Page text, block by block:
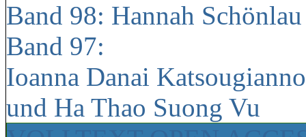
Band 98: Hannah
Band 97:
Ioanna Danai
und Ha Thao Suong Vu